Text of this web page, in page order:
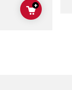
ADD TO
+